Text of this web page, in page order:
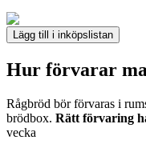
Lägg till i inköpslistan
Hur förvarar
Rågbröd bör förvaras i
brödbox. Rätt förvaring
vecka